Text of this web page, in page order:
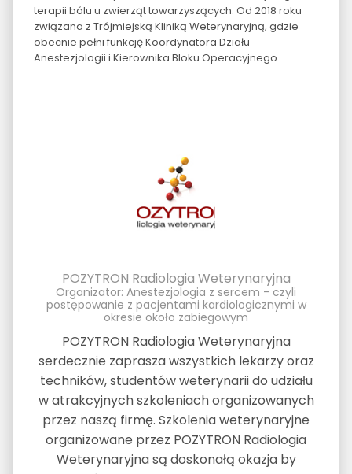
terapii bólu u zwierząt towarzyszących. Od 2018 roku
związana z Trójmiejską Kliniką Weterynaryjną, gdzie
obecnie pełni funkcję Koordynatora Działu
Anestezjologii i Kierownika Bloku Operacyjnego.
POZYTRON Radiologia Weterynaryjna
Organizator: Anestezjologia z sercem - czyli
postępowanie z pacjentami kardiologicznymi w
okresie około zabiegowym
POZYTRON Radiologia Weterynaryjna
serdecznie zaprasza wszystkich lekarzy oraz
techników, studentów weterynarii do udziału
w atrakcyjnych szkoleniach organizowanych
przez naszą firmę. Szkolenia weterynaryjne
organizowane przez POZYTRON Radiologia
Weterynaryjna są doskonałą okazja by